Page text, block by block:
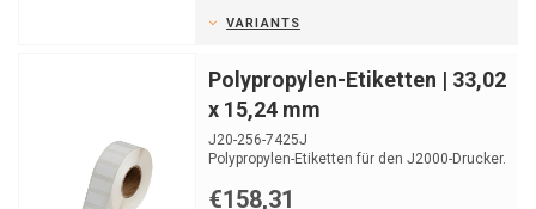
VARIANTS
Polypropylen-Etiketten | 33,02
x 15,24 mm
J20-256-7425J
Polypropylen-Etiketten für den J2000-Drucker.
Ro...
€158,31